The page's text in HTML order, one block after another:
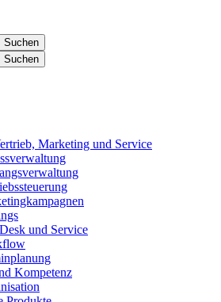
Suchen
Suchen
Marketing und Service
und Service
Kompetenz